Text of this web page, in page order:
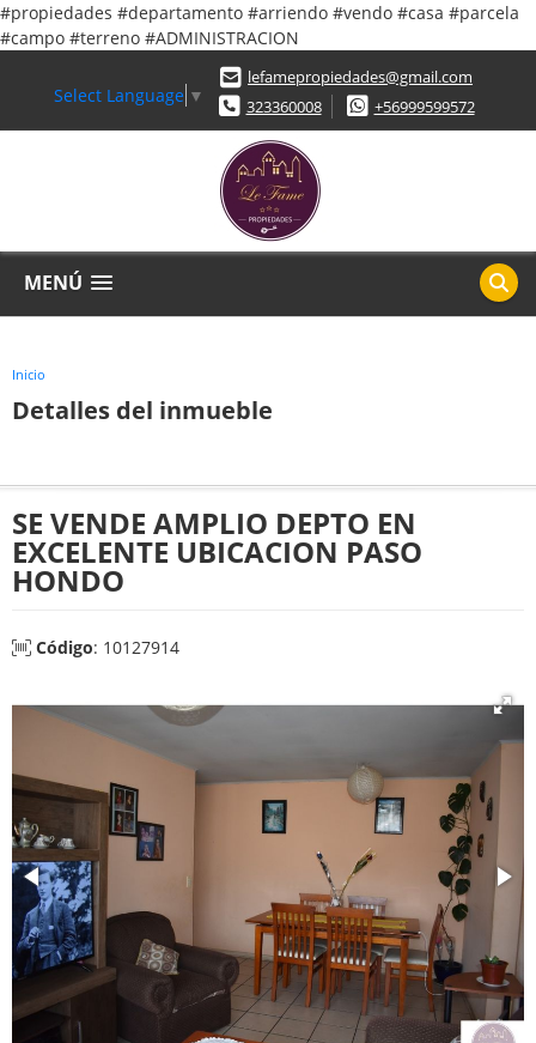
#propiedades #departamento #arriendo #vendo #casa #parcela
#campo #terreno #ADMINISTRACION
Select Language ▼
lefamepropiedades@gmail.com
323360008
+56999599572
MENÚ
Inicio
Detalles del inmueble
SE VENDE AMPLIO DEPTO EN
EXCELENTE UBICACION PASO
HONDO
Código: 10127914